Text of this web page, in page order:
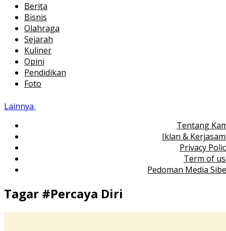
Berita
Bisnis
Olahraga
Sejarah
Kuliner
Opini
Pendidikan
Foto
Lainnya
Tentang
Iklan &
Privacy
Term of
Pedoman Media
Tagar #Percaya Diri